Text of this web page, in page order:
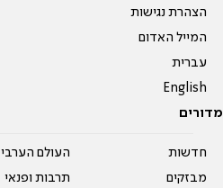
הצהרת נגישות
המייל האדום
עברית
English
מדורים
חדשות
מבזקים
העולם הערבי
תרבות ופנאי